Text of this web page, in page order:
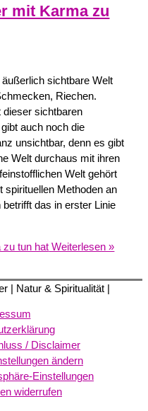
mit Karma zu
sichtbare Welt
Riechen.
sichtbaren
auch noch die
unsichtbar, denn es gibt
Welt durchaus mit ihren
Welt gehört
spirituellen Methoden an
das in erster Linie
zu tun hat Weiterlesen »
| Natur & Spiritualität |
/ Disclaimer
ändern
Einstellungen
widerrufen